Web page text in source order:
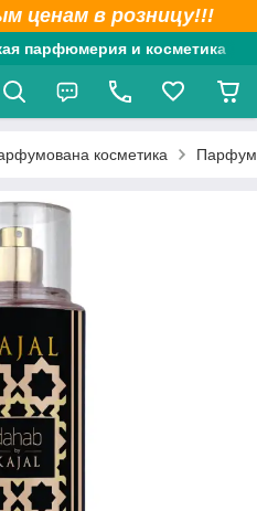
ценам в розницу!!!
парфюмерия и косметика
косметика